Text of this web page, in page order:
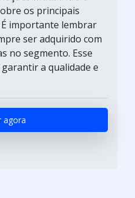
os principais
importante lembrar
ser adquirido com
no segmento. Esse
a qualidade e
agora